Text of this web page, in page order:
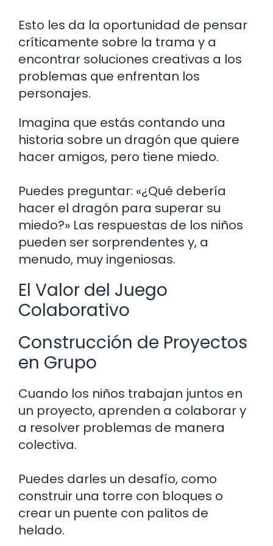
Esto les da la oportunidad de pensar
críticamente sobre la trama y a
encontrar soluciones creativas a los
problemas que enfrentan los
personajes.
Imagina que estás contando una
historia sobre un dragón que quiere
hacer amigos, pero tiene miedo.
Puedes preguntar: «¿Qué debería
hacer el dragón para superar su
miedo?» Las respuestas de los niños
pueden ser sorprendentes y, a
menudo, muy ingeniosas.
El Valor del Juego
Colaborativo
Construcción de Proyectos
en Grupo
Cuando los niños trabajan juntos en
un proyecto, aprenden a colaborar y
a resolver problemas de manera
colectiva.
Puedes darles un desafío, como
construir una torre con bloques o
crear un puente con palitos de
helado.